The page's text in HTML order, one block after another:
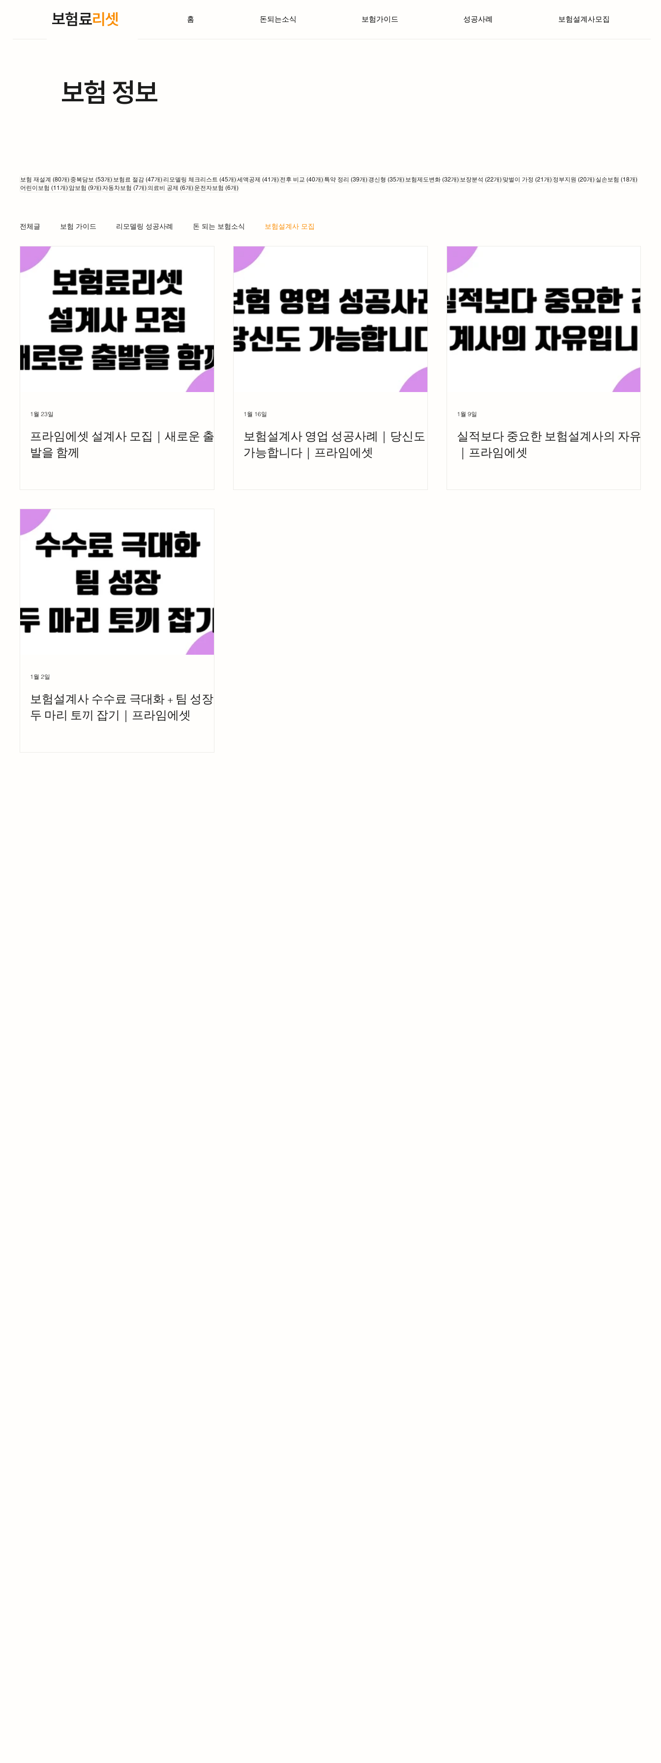
보험료리셋 홈 돈되는소식 보험가이드 성공사례 보험설계사모집
보험 정보
보험 재설계 (80개)게시물 80개
중복담보 (53개)게시물 53개
보험료 절감 (47개)게시물 47개
리모델링 체크리스트 (45개)게시물 45개
세액공제 (41개)게시물 41개
전후 비교 (40개)게시물 40개
특약 정리 (39개)게시물 39개
갱신형 (35개)게시물 35개
보험제도변화 (32개)게시물 32개
보장분석 (22개)게시물 22개
맞벌이 가정 (21개)게시물 21개
정부지원 (20개)게시물 20개
실손보험 (18개)게시물
어린이보험 (11개)게시물 11개
암보험 (9개)게시물 9개
자동차보험 (7개)게시물 7개
의료비 공제 (6개)게시물 6개
운전자보험 (6개)게시물 6개
전체글 보험 가이드 리모델링 성공사례 돈 되는 보험소식 보험설계사 모집
프라임에셋 설계사 모집｜새로운 출
발을 함께
1월 23일
보험설계사 영업 성공사례｜당신도
가능합니다｜프라임에셋
1월 16일
실적보다 중요한 보험설계사의 자유
｜프라임에셋
1월 9일
보험설계사 수수료 극대화 + 팀 성장,
두 마리 토끼 잡기｜프라임에셋
1월 2일